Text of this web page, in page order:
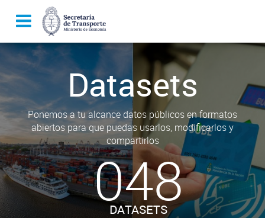
Datasets
Ponemos a tu alcance datos públicos en formatos
abiertos para que puedas usarlos, modificarlos y
compartirlos
048
DATASETS